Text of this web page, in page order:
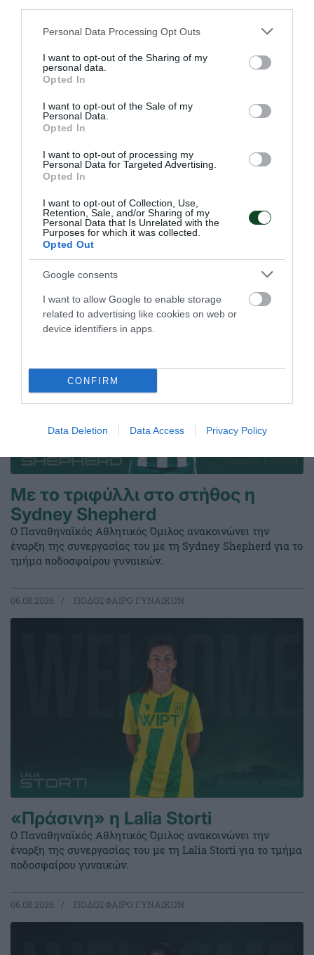
Please note that this website/app uses one or more Google
not limited to your visit or usage behaviour. You may click to
grant or deny consent to Google and its third-party tags to
use your data for below specified purposes in below Google
consent section.
Personal Data Processing Opt Outs
I want to opt-out of the Sharing of my
personal data.
Opted In
I want to opt-out of the Sale of my
Personal Data.
Opted In
I want to opt-out of processing my
Personal Data for Targeted Advertising.
Opted In
I want to opt-out of Collection, Use,
Retention, Sale, and/or Sharing of my
Personal Data that Is Unrelated with the
Purposes for which it was collected.
Opted Out
Google consents
I want to allow Google to enable storage
related to advertising like cookies on web or
device identifiers in apps.
CONFIRM
Data Deletion Data Access Privacy Policy
Το πάλεψε ο Καπνόπουλος
προκριματικό στο 1μ. Α΄ Κατηγορίας στο ευρωπαϊκό
καταδύσεων Εφήβων - Νεανίδων.
24.06.2026 ΑΚΑΔΗΜΙΑ ΚΑΤΑΔΥΣΕΩΝ
ΤΕΛΕΥΤΑΙΑ ΝΕΑ
Με το τριφύλλι στο στήθος η
Sydney Shepherd
Ο Παναθηναϊκός Αθλητικός Όμιλος ανακοινώνει την
έναρξη της συνεργασίας του με τη Sydney Shepherd για το
τμήμα ποδοσφαίρου γυναικών.
06.08.2026 ΠΟΔΟΣΦΑΙΡΟ ΓΥΝΑΙΚΩΝ
«Πράσινη» η Lalia Storti
Ο Παναθηναϊκός Αθλητικός Όμιλος ανακοινώνει την
έναρξη της συνεργασίας του με τη Lalia Storti για το τμήμα
ποδοσφαίρου γυναικών.
06.08.2026 ΠΟΔΟΣΦΑΙΡΟ ΓΥΝΑΙΚΩΝ